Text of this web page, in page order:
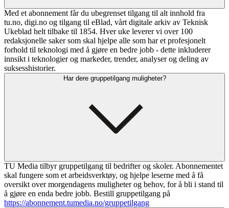
Med et abonnement får du ubegrenset tilgang til alt innhold fra
tu.no, digi.no og tilgang til eBlad, vårt digitale arkiv av Teknisk
Ukeblad helt tilbake til 1854. Hver uke leverer vi over 100
redaksjonelle saker som skal hjelpe alle som har et profesjonelt
forhold til teknologi med å gjøre en bedre jobb - dette inkluderer
innsikt i teknologier og markeder, trender, analyser og deling av
suksesshistorier.
Har dere gruppetilgang muligheter?
TU Media tilbyr gruppetilgang til bedrifter og skoler. Abonnementet
skal fungere som et arbeidsverktøy, og hjelpe leserne med å få
oversikt over morgendagens muligheter og behov, for å bli i stand til
å gjøre en enda bedre jobb. Bestill gruppetilgang på
https://abonnement.tumedia.no/gruppetilgang